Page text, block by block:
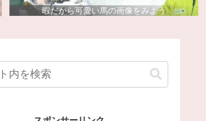
暇だから可愛い馬の画像をみよう